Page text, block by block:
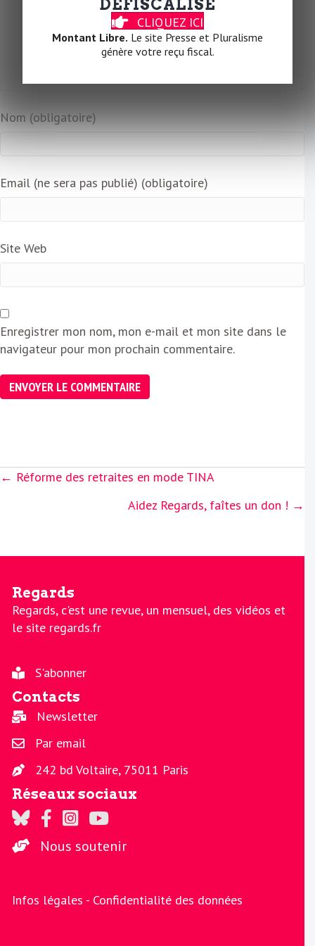
Nom (obligatoire)
Email (ne sera pas publié) (obligatoire)
Site Web
Enregistrer mon nom, mon e-mail et mon site dans le
navigateur pour mon prochain commentaire.
Posts
← Réforme des retraites en mode TINA
Aidez Regards, faîtes un don ! →
Regards
Regards, c'est une revue, un mensuel, des vidéos et
le site regards.fr
S'abonner
Contacts
Newsletter
Par email
242 bd Voltaire, 75011 Paris
Réseaux sociaux
Regards sur Twitter
Regards sur Facebook
Regards sur Instagram
La chaine Regards sur Youtube
Nous soutenir
Infos légales - Confidentialité des données
DÉFISCALISÉ
CLIQUEZ ICI
Montant Libre. Le site Presse et Pluralisme
génère votre reçu fiscal.